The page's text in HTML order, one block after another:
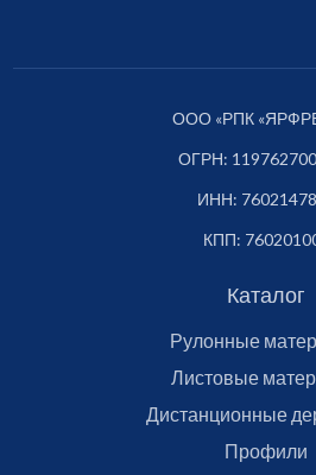
ООО «РПК
ОГРН:
ИНН:
КПП:
Каталог
Рулонные
Листовые
Дистанционные
Профили